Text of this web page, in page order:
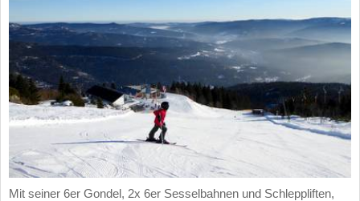
Mit seiner 6er Gondel, 2x 6er Sesselbahnen und Schleppliften,